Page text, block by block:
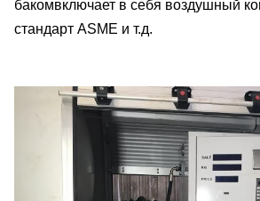
бакомвключает в себя воздушный
стандарт ASME и т.д.